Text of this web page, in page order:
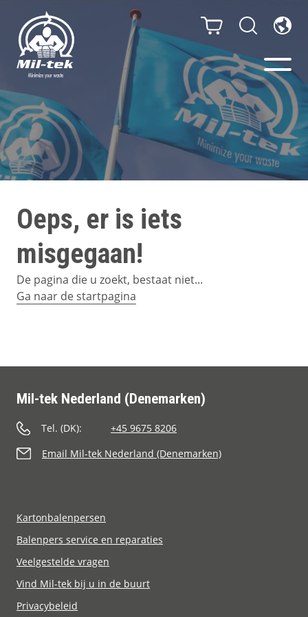
Balenpersen en compactors
Segmenten
Materialen
Gidsen
Oeps, er is iets
misgegaan!
De pagina die u zoekt, bestaat niet...
Ga naar de startpagina
Mil-tek Nederland (Denemarken)
Tel. (DK):
+45 9675 8206
Email Mil-tek Nederland (Denemarken)
Kartonbalenpersen
Balenpers service en reparaties
Veelgestelde vragen
Vind Mil-tek bij u in de buurt
Privacybeleid